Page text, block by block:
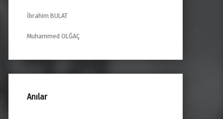
İbrahim BULAT
Muhammed OLĞAÇ
Anılar